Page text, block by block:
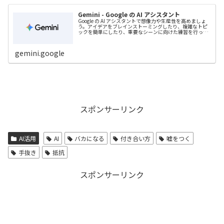
Gemini - Google の AI アシスタント
Google の AI アシスタントで想像力や生産性を高めましょ
う。アイデアをブレインストーミングしたり、複雑なトピ
ックを簡単にしたり、重要なシーンに向けた練習を行った
りできます。
gemini.google
スポンサーリンク
AI活用 AI バカになる 付き合い方
嘘をつく
手抜き
抵抗
スポンサーリンク